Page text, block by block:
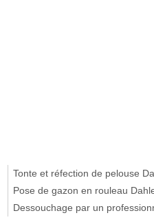
Tonte et réfection de pelouse
Pose de gazon en rouleau
Dessouchage par un